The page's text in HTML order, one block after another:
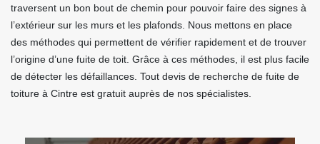
traversent un bon bout de chemin pour pouvoir faire des signes à
l’extérieur sur les murs et les plafonds. Nous mettons en place
des méthodes qui permettent de vérifier rapidement et de trouver
l’origine d’une fuite de toit. Grâce à ces méthodes, il est plus facile
de détecter les défaillances. Tout devis de recherche de fuite de
toiture à Cintre est gratuit auprès de nos spécialistes.